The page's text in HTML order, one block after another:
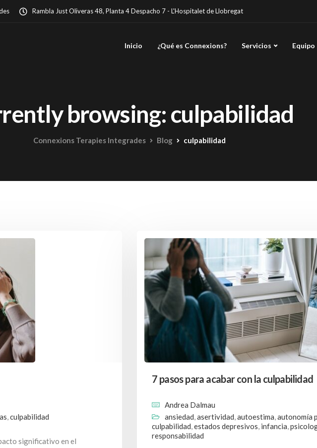
Rambla Just Oliveras 48, Planta 4 Despacho 7 - L'Hospitalet de Llobregat
Inicio ¿Qué es Connexions? Servicios Equipo
browsing: culpabilidad
Connexions Terapies Integrades Blog culpabilidad
,culpabilidad
significativo en el
7 pasos para acabar con la culpabilidad
Andrea Dalmau
ansiedad,asertividad,autoestima,autonomía
culpabilidad,estados depresivos, infancia,
responsabilidad